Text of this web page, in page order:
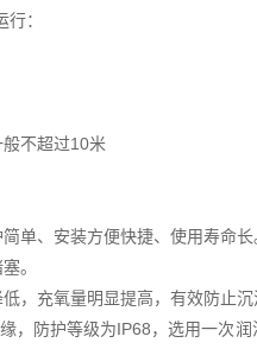
：
不超过10米
单、安装方便快捷、使用寿命长
。
，充氧量明显提高，有效防止沉
，防护等级为IP68，选用一次